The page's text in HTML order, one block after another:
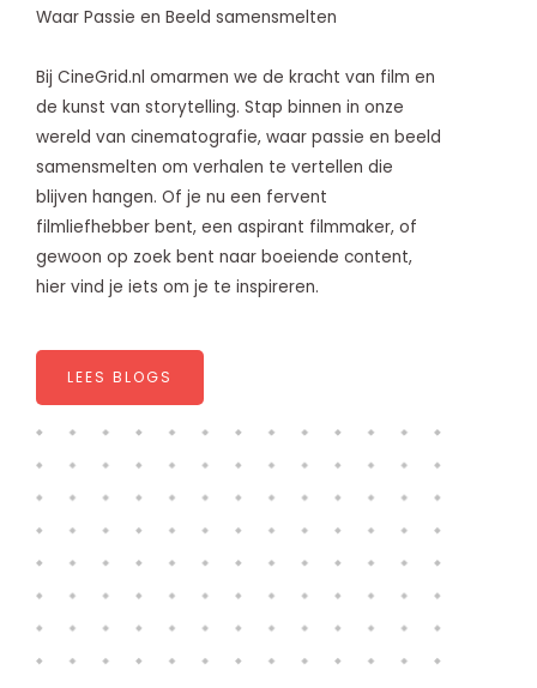
Waar Passie en Beeld samensmelten
Bij CineGrid.nl omarmen we de kracht van film en
de kunst van storytelling. Stap binnen in onze
wereld van cinematografie, waar passie en beeld
samensmelten om verhalen te vertellen die
blijven hangen. Of je nu een fervent
filmliefhebber bent, een aspirant filmmaker, of
gewoon op zoek bent naar boeiende content,
hier vind je iets om je te inspireren.
LEES BLOGS